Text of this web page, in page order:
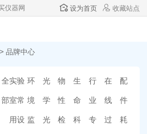
仪器网 设为首页 收藏站点
> 品牌中心
全
部
实验
室常
用设
环
境
监
光
学
光
物
性
检
生
命
科
行
业
专
在
线
过
配
件
耗